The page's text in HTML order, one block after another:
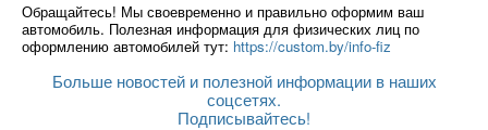
Обращайтесь! Мы своевременно и правильно оформим ваш
автомобиль. Полезная информация для физических лиц по
оформлению автомобилей тут: https://custom.by/info-fiz
Больше новостей и полезной информации в наших
соцсетях.
Подписывайтесь!